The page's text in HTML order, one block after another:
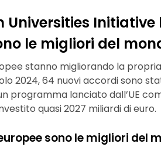
Universities
le migliori del
stanno migliorando la
2024, 64 nuovi accordi sono
programma lanciato dall’UE
quasi 2027 miliardi di euro.
sono le migliori del